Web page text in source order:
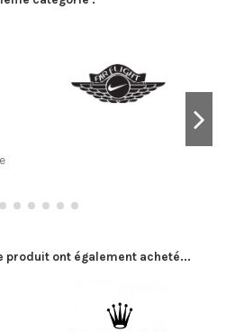
produit ont également acheté...